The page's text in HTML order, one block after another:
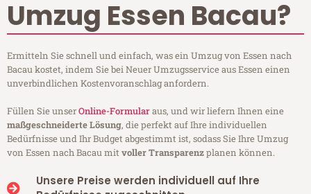
Umzug Essen Bacau?
Ermitteln Sie schnell und einfach, was ein Umzug von Essen nach
Bacau kostet, indem Sie bei Neuer Umzugsservice aus Essen einen
unverbindlichen Kostenvoranschlag anfordern.
Füllen Sie unserOnline-Formularaus, und wir liefern Ihnen eine
maßgeschneiderte Lösung, die perfekt auf Ihre individuellen
Bedürfnisse und Ihr Budget abgestimmt ist, sodass Sie Ihre Umzug
von Essen nach Bacau mitvoller Transparenzplanen können.
Unsere Preise werden individuell auf Ihre